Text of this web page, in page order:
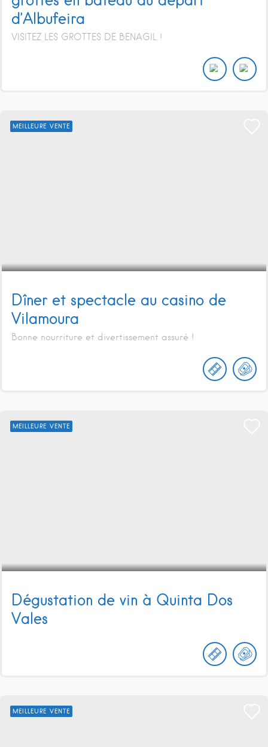
d’Albufeira
VISITEZ LES GROTTES DE BENAGIL !
MEILLEURE VENTE
Dîner et spectacle au casino de
Vilamoura
Bonne nourriture et divertissement assuré !
MEILLEURE VENTE
Dégustation de vin à Quinta Dos
Vales
MEILLEURE VENTE